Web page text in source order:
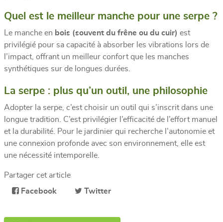
Quel est le meilleur manche pour une serpe ?
Le manche en bois (souvent du frêne ou du cuir) est
privilégié pour sa capacité à absorber les vibrations lors de
l’impact, offrant un meilleur confort que les manches
synthétiques sur de longues durées.
La serpe : plus qu’un outil, une philosophie
Adopter la serpe, c’est choisir un outil qui s’inscrit dans une
longue tradition. C’est privilégier l’efficacité de l’effort manuel
et la durabilité. Pour le jardinier qui recherche l’autonomie et
une connexion profonde avec son environnement, elle est
une nécessité intemporelle.
Partager cet article
Facebook
Twitter